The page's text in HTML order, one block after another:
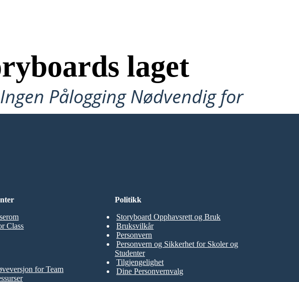
laget
Pålogging Nødvendig for
Class
for Team
Politikk
Storyboard Opphavsrett og Bruk
Bruksvilkår
Personvern
Personvern og Sikkerhet for Skoler og
Studenter
Tilgjengelighet
Dine Personvernvalg